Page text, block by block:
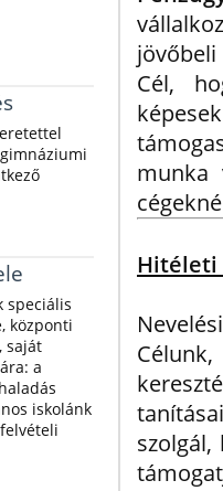
speciális
központi
saját
a
iskolánk
jövőbeli
Cél,
munka
Hitéleti